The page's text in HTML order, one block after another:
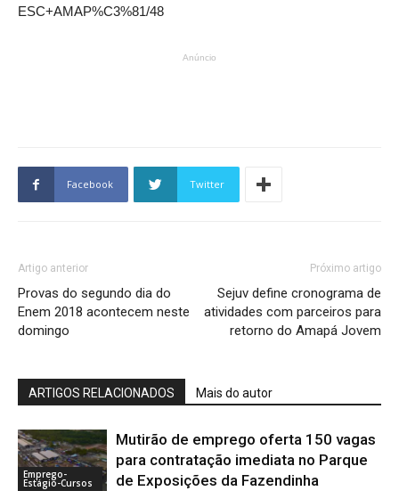
ESC+AMAP%C3%81/48
Anúncio
Facebook Twitter
Artigo anterior
Provas do segundo dia do
Enem 2018 acontecem neste
domingo
Próximo artigo
Sejuv define cronograma de
atividades com parceiros para
retorno do Amapá Jovem
ARTIGOS RELACIONADOS Mais do autor
Emprego-
Estágio-Cursos
Mutirão de emprego oferta 150 vagas
para contratação imediata no Parque
de Exposições da Fazendinha